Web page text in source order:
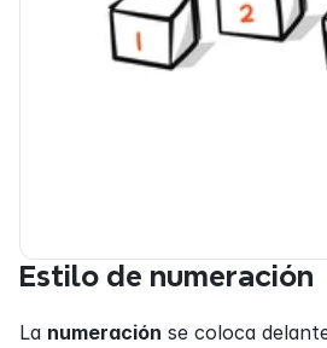
Estilo de numeración
La numeración se coloca